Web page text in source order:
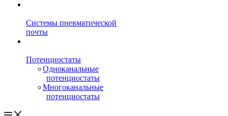
Системы пневматической
почты
Потенциостаты
Одноканальные
потенциостаты
Многоканальные
потенциостаты